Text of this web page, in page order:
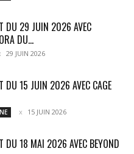
DU 29 JUIN 2026 AVEC
DU...
29 JUIN 2026
DU 15 JUIN 2026 AVEC CAGE
15 JUIN 2026
DU 18 MAI 2026 AVEC BEYOND